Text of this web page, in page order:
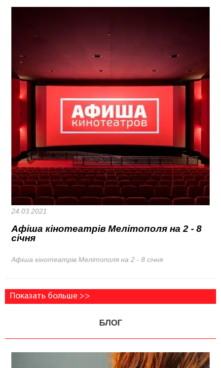
24.03.2021
Афіша кінотеатрів Мелітополя на 2 - 8
січня
Афіша кінотеатрів Мелітополя на 2 - 8 січня
Показать больше >>
БЛОГ